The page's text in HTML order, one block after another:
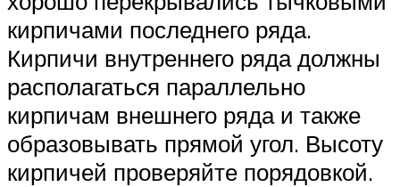
кирпичами последнего ряда.
Кирпичи внутреннего ряда должны
располагаться параллельно
кирпичам внешнего ряда и также
образовывать прямой угол. Высоту
кирпичей проверяйте порядовкой.